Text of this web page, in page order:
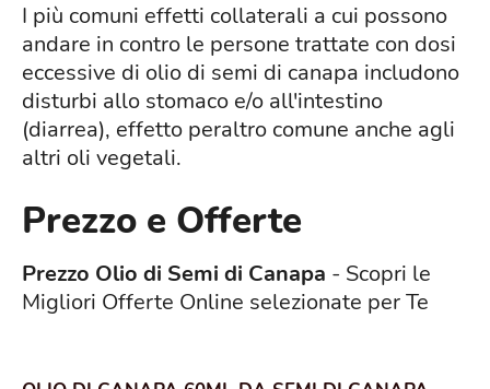
I più comuni effetti collaterali a cui possono
andare in contro le persone trattate con dosi
eccessive di olio di semi di canapa includono
disturbi allo stomaco e/o all'intestino
(diarrea), effetto peraltro comune anche agli
altri oli vegetali.
Prezzo e Offerte
Prezzo Olio di Semi di Canapa - Scopri le
Migliori Offerte Online selezionate per Te